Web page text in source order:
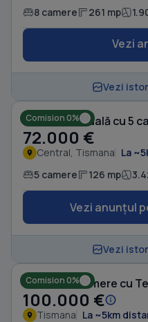
8 camere 261 mp
Vezi
Vezi
Comision 0%
72.000 €
Central, Tismana La
5 camere 126 mp
Vezi anunțul
Vezi
Comision 0%
Casă cu 6 camere cu
100.000 €
Tismana La ~5km